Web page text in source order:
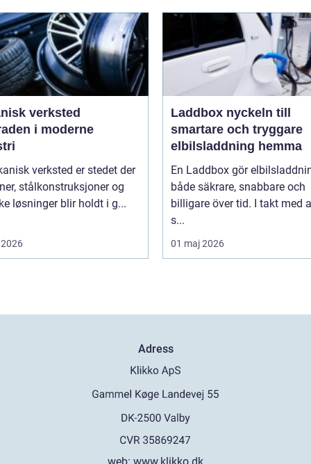
verksted
i moderne
verksted er stedet der
stålkonstruksjoner og
løsninger blir holdt i g...
Laddbox nyckeln till
smartare och tryggare
elbilsladdning hemma
En Laddbox gör
både säkrare, snabbare och
billigare över tid. I takt med
s...
01 maj 2026
Adress